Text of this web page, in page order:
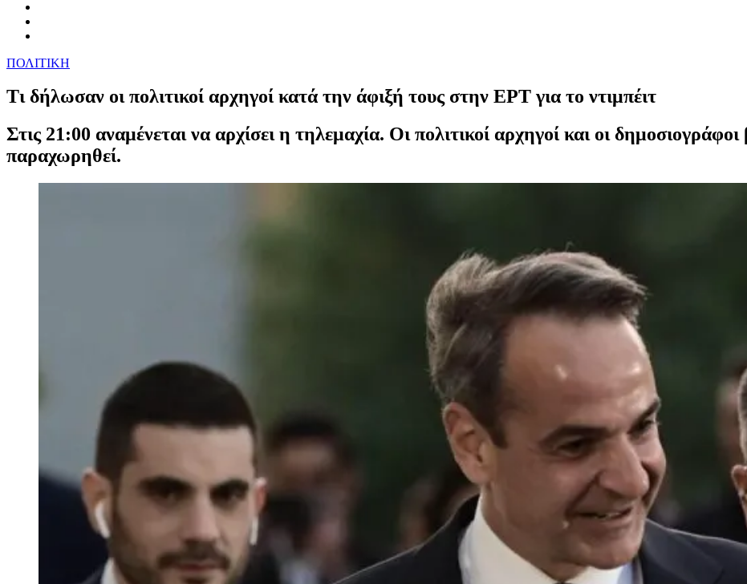
ΠΟΛΙΤΙΚΗ
Τι δήλωσαν οι πολιτικοί αρχηγοί κατά την άφιξή τους στην ΕΡΤ για το ντιμπέιτ
Στις 21:00 αναμένεται να αρχίσει η τηλεμαχία. Οι πολιτικοί αρχηγοί και οι
παραχωρηθεί.